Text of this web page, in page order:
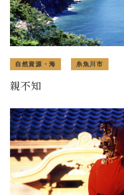
自然資源・海 糸魚川市
親不知